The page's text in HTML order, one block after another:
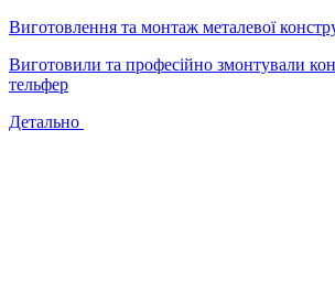
Виготовлення та монтаж металевої
Виготовили та професійно змонтували
тельфер
Детально